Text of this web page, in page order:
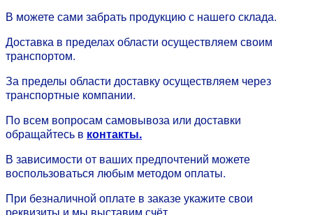
В можете сами забрать продукцию с нашего склада.
Доставка в пределах области осуществляем своим
транспортом.
За пределы области доставку осуществляем через
транспортные компании.
По всем вопросам самовывоза или доставки
обращайтесь в контакты.
В зависимости от ваших предпочтений можете
воспользоваться любым методом оплаты.
При безналичной оплате в заказе укажите свои
реквизиты и мы выставим счёт.